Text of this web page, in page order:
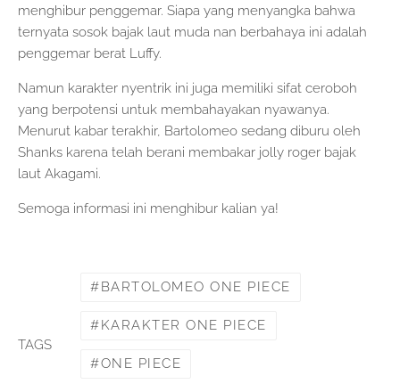
menghibur penggemar. Siapa yang menyangka bahwa
ternyata sosok bajak laut muda nan berbahaya ini adalah
penggemar berat Luffy.
Namun karakter nyentrik ini juga memiliki sifat ceroboh
yang berpotensi untuk membahayakan nyawanya.
Menurut kabar terakhir, Bartolomeo sedang diburu oleh
Shanks karena telah berani membakar jolly roger bajak
laut Akagami.
Semoga informasi ini menghibur kalian ya!
TAGS
BARTOLOMEO ONE PIECE
KARAKTER ONE PIECE
ONE PIECE